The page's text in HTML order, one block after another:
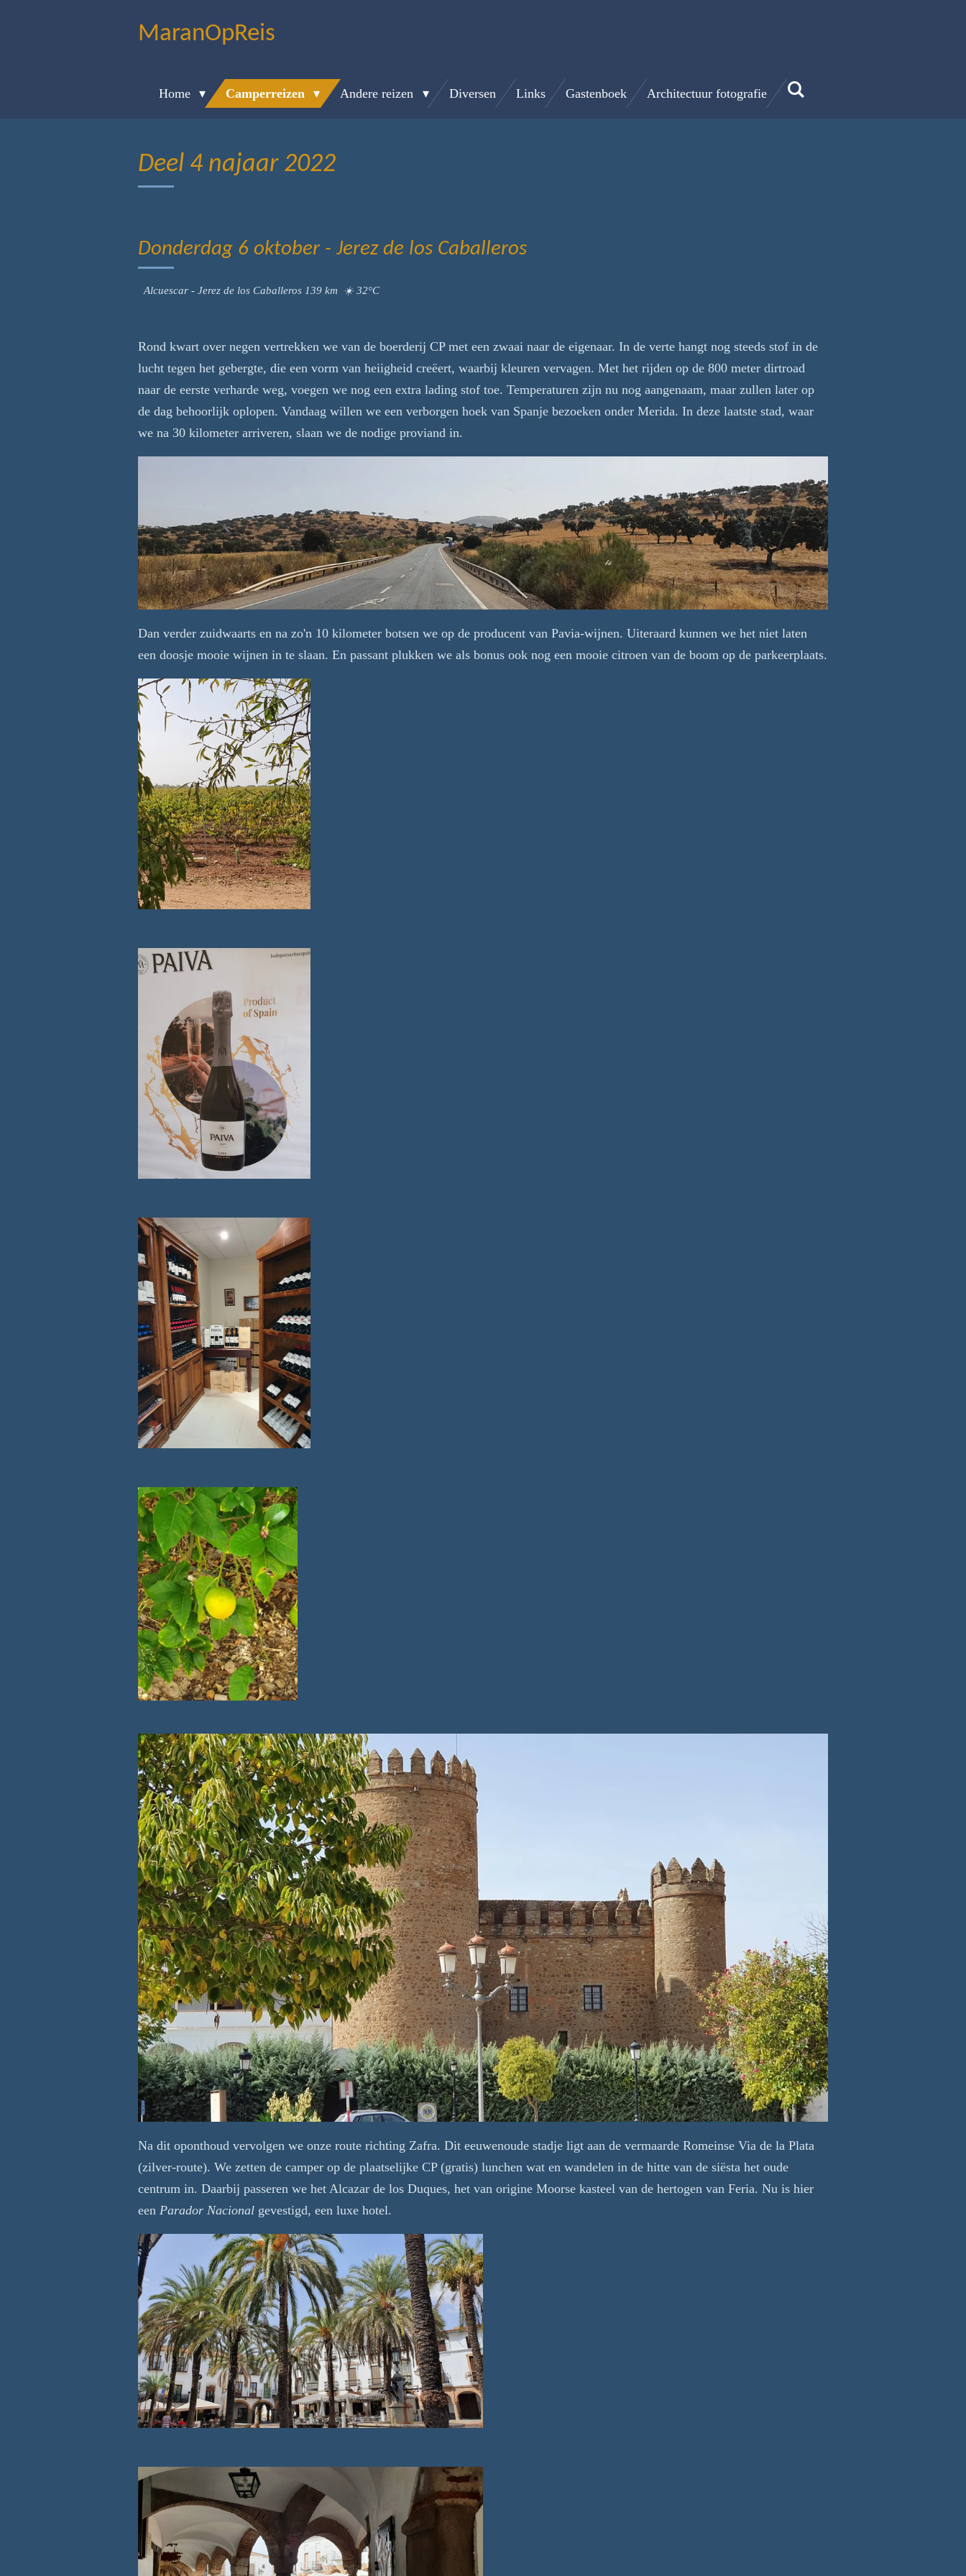
MaranOpReis
Home Camperreizen Andere reizen Diversen Links Gastenboek Architectuur fotografie
Deel 4 najaar 2022
Donderdag 6 oktober - Jerez de los Caballeros
Alcuescar - Jerez de los Caballeros 139 km ☀️ 32°C
Rond kwart over negen vertrekken we van de boerderij CP met een zwaai naar de eigenaar. In de verte hangt nog steeds stof in de
lucht tegen het gebergte, die een vorm van heiigheid creëert, waarbij kleuren vervagen. Met het rijden op de 800 meter dirtroad
naar de eerste verharde weg, voegen we nog een extra lading stof toe. Temperaturen zijn nu nog aangenaam, maar zullen later op
de dag behoorlijk oplopen. Vandaag willen we een verborgen hoek van Spanje bezoeken onder Merida. In deze laatste stad, waar
we na 30 kilometer arriveren, slaan we de nodige proviand in.
Dan verder zuidwaarts en na zo'n 10 kilometer botsen we op de producent van Pavia-wijnen. Uiteraard kunnen we het niet laten
een doosje mooie wijnen in te slaan. En passant plukken we als bonus ook nog een mooie citroen van de boom op de parkeerplaats.
Na dit oponthoud vervolgen we onze route richting Zafra. Dit eeuwenoude stadje ligt aan de vermaarde Romeinse Via de la Plata
(zilver-route). We zetten de camper op de plaatselijke CP (gratis) lunchen wat en wandelen in de hitte van de siësta het oude
centrum in. Daarbij passeren we het Alcazar de los Duques, het van origine Moorse kasteel van de hertogen van Feria. Nu is hier
een Parador Nacional gevestigd, een luxe hotel.